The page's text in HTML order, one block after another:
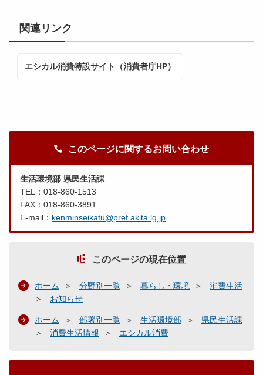
関連リンク
エシカル消費特設サイト（消費者庁HP）
このページに関するお問い合わせ
生活環境部 県民生活課
TEL：018-860-1513
FAX：018-860-3891
E-mail： kenminseikatu@pref.akita.lg.jp
このページの現在位置
ホーム 分野別一覧 暮らし・環境
消費生活
お知らせ
ホーム 部署別一覧 生活環境部
県民生活課
消費生活情報
エシカル消費